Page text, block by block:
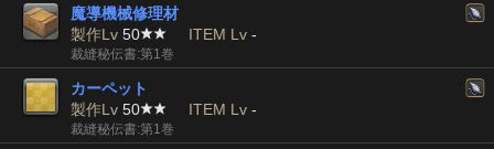
魔導機械修理材
製作Lv 50 ITEM Lv -
裁縫秘伝書:第1巻
カーペット
製作Lv 50 ITEM Lv -
裁縫秘伝書:第1巻